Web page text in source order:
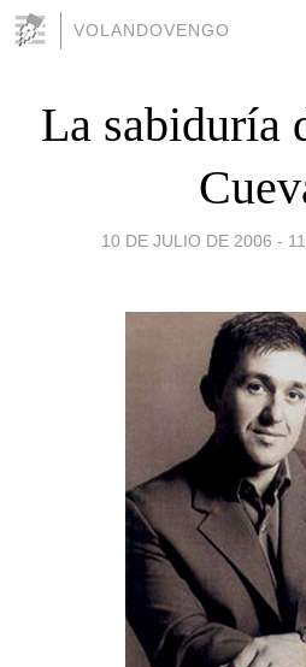
VOLANDOVENGO
La sabiduría
10 DE JULIO DE 2006 -